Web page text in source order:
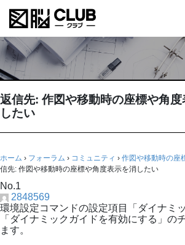
返信先: 作図や移動時の座標や角
したい
ホーム › フォーラム › コミュニティ › 作図や移動時の座
信先: 作図や移動時の座標や角度表示を消したい
No.1
2848569
環境設定コマンドの設定項目「ダイナミ
「ダイナミックガイドを有効にする」の
ます。